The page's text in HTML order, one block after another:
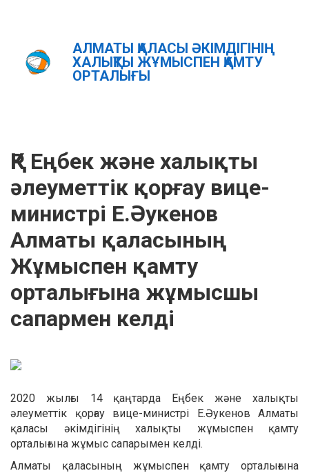
АЛМАТЫ ҚАЛАСЫ ӘКІМДІГІНІҢ
ХАЛЫҚТЫ ЖҰМЫСПЕН ҚАМТУ
ОРТАЛЫҒЫ
Главная
Новости
ҚР Еңбек және халықты әлеуметтік қорғау вице-министрі
ҚР Еңбек және халықты
әлеуметтік қорғау вице-
министрі Е.Әукенов
Алматы қаласының
Жұмыспен қамту
орталығына жұмысшы
сапармен келді
2020 жылғы 14 қаңтарда Еңбек және халықты
әлеуметтік қорғау вице-министрі Е.Әукенов Алматы
қаласы әкімдігінің халықты жұмыспен қамту
орталығына жұмыс сапарымен келді.
Алматы қаласының жұмыспен қамту орталығына